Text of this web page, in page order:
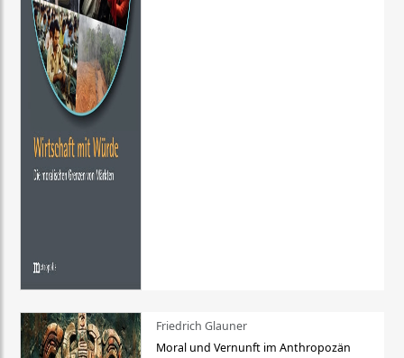
Friedrich Glauner
Moral und Vernunft im Anthropozän